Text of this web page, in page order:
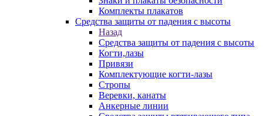
Комплекты плакатов
Средства защиты от падения с высоты
Назад
Средства защиты от падения с высоты
Когти,лазы
Привязи
Комплектующие когти-лазы
Стропы
Веревки, канаты
Анкерные линии